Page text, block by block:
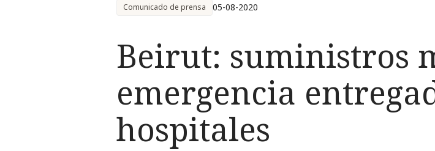
Comunicado de prensa 05-08-2020
Beirut: suministros
emergencia
hospitales